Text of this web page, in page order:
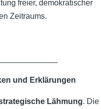
freier, demokratischer
Zeitraums.
und Erklärungen
Lähmung. Die